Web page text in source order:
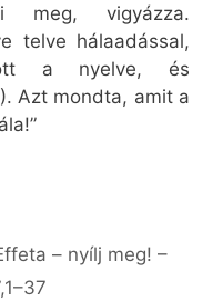
meg, vigyázza.
telve hálaadással,
a nyelve, és
Azt mondta, amit a
– nyílj meg! –